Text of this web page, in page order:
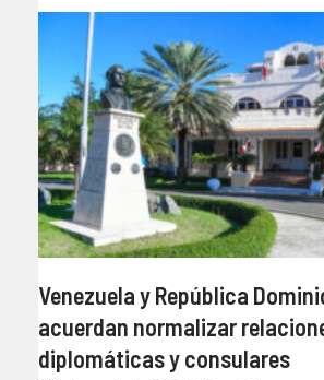
Venezuela y República
acuerdan normalizar
diplomáticas y consulares